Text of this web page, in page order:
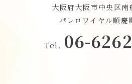
大阪府大阪市中央区
パレロワイヤル順慶
Tel. 06-